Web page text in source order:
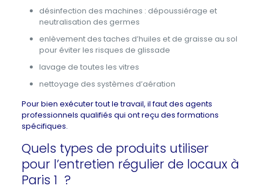
désinfection des machines : dépoussiérage et
neutralisation des germes
enlèvement des taches d’huiles et de graisse au sol
pour éviter les risques de glissade
lavage de toutes les vitres
nettoyage des systèmes d’aération
Pour bien exécuter tout le travail, il faut des agents
professionnels qualifiés qui ont reçu des formations
spécifiques.
Quels types de produits utiliser
pour l’entretien régulier de locaux à
Paris 1 ?